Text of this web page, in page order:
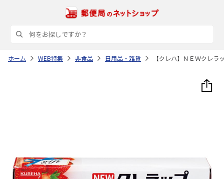
ホーム WEB特集 非食品 日用品・雑貨 【クレハ】ＮＥＷクレ